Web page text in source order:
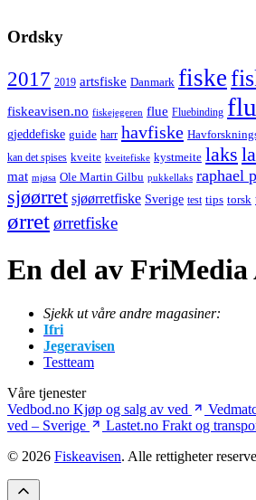
Ordsky
2017 2019 artsfiske Danmark fiske
fiskeavisen.no fiskejegeren flue Fluebinding
gjeddefiske guide harr havfiske
kan det spises kveite kveitefiske kystmeite laks
mat mjøsa Ole Martin Gilbu pukkellaks raphael
sjøørret sjøørretfiske Sverige test tips torsk
ørretørretfiske
En del av FriMedia
Sjekk ut våre andre magasiner:
Ifri
Jegeravisen
Testteam
Våre tjenester
Vedbod.no Kjøp og salg av ved
ved – Sverige
Lastet.no Frakt og
© 2026 Fiskeavisen. Alle rettigheter